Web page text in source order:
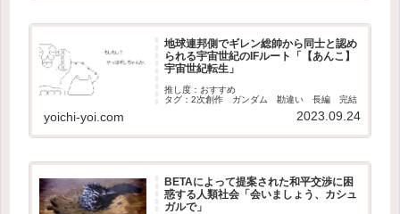
地球連邦側でギレン総帥から同士と認め
られる宇宙世紀のIFルート「【あんこ】
宇宙世紀転生」
推し度：おすすめ
タグ：2次創作 ガンダム 勘違い 長編 完結
yoichi-yoi.com 2023.09.24
BETAによって提案された和平交渉に困
惑する人類社会「会いましょう、カシュ
ガルで」